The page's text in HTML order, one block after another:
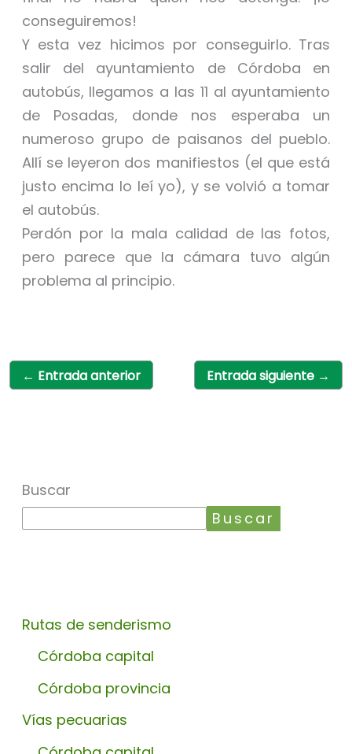
conseguiremos!
Y esta vez hicimos por conseguirlo. Tras
salir del ayuntamiento de Córdoba en
autobús, llegamos a las 11 al ayuntamiento
de Posadas, donde nos esperaba un
numeroso grupo de paisanos del pueblo.
Allí se leyeron dos manifiestos (el que está
justo encima lo leí yo), y se volvió a tomar
el autobús.
Perdón por la mala calidad de las fotos,
pero parece que la cámara tuvo algún
problema al principio.
← Entrada anterior Entrada siguiente →
Buscar
Buscar
Rutas de senderismo
Córdoba capital
Córdoba provincia
Vías pecuarias